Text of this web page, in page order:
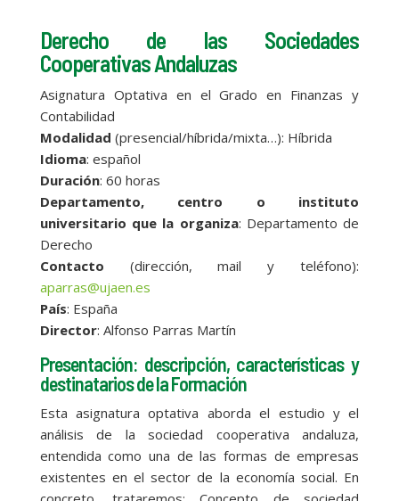
Derecho de las Sociedades
Cooperativas Andaluzas
Asignatura Optativa en el Grado en Finanzas y
Contabilidad
Modalidad (presencial/híbrida/mixta…): Híbrida
Idioma: español
Duración: 60 horas
Departamento, centro o instituto
universitario que la organiza: Departamento de
Derecho
Contacto (dirección, mail y teléfono):
aparras@ujaen.es
País: España
Director: Alfonso Parras Martín
Presentación: descripción, características y
destinatarios de la Formación
Esta asignatura optativa aborda el estudio y el
análisis de la sociedad cooperativa andaluza,
entendida como una de las formas de empresas
existentes en el sector de la economía social. En